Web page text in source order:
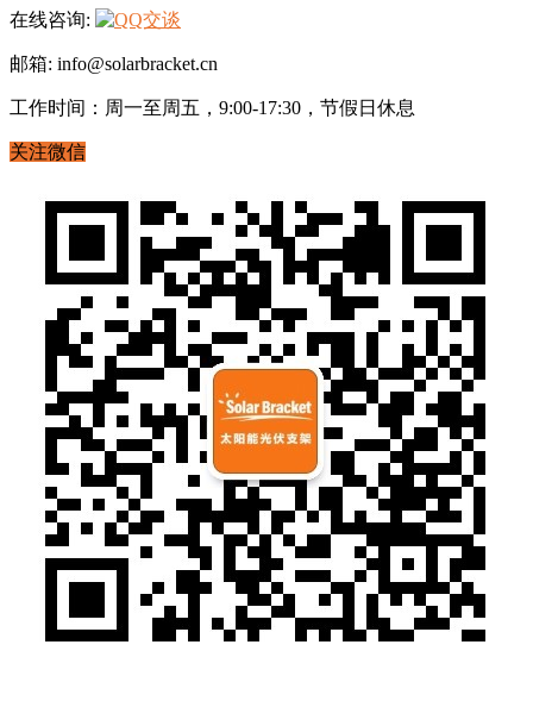
在线咨询:
邮箱: info@solarbracket.cn
工作时间：周一至周五，9:00-17:30，节假日休息
关注微信